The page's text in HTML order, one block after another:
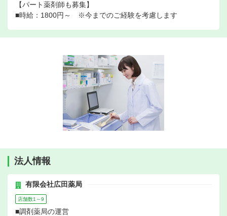
【パート薬剤師も募集】
■時給：1800円～ ※今までのご経験を考慮します
法人情報
有限会社広田薬局
店舗数1～9
■調剤薬局の運営